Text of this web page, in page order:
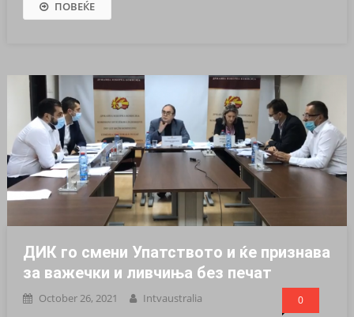
ПОВЕЌЕ
ДИК го смени Упатството и ќе признава
за важечки и ливчиња без печат
October 26, 2021 Intvaustralia 0